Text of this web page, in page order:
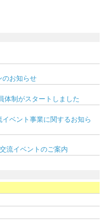
のお知らせ
体制がスタートしました
ベント事業に関するお知ら
流イベントのご案内